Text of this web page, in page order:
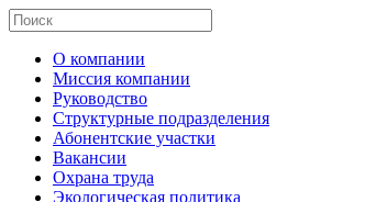
О компании
Миссия компании
Руководство
Структурные подразделения
Абонентские участки
Вакансии
Охрана труда
Экологическая политика